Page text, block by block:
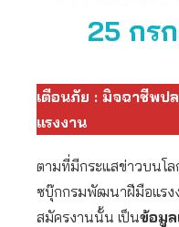
25 กร
เตือนภัย : มิจฉาชีพป
แรงงาน
ตามที่มีกระแสข่าวบนโล
ซบุ๊กกรมพัฒนาฝีมือแรง
สมัครงานนั้น เป็นข้อมูล